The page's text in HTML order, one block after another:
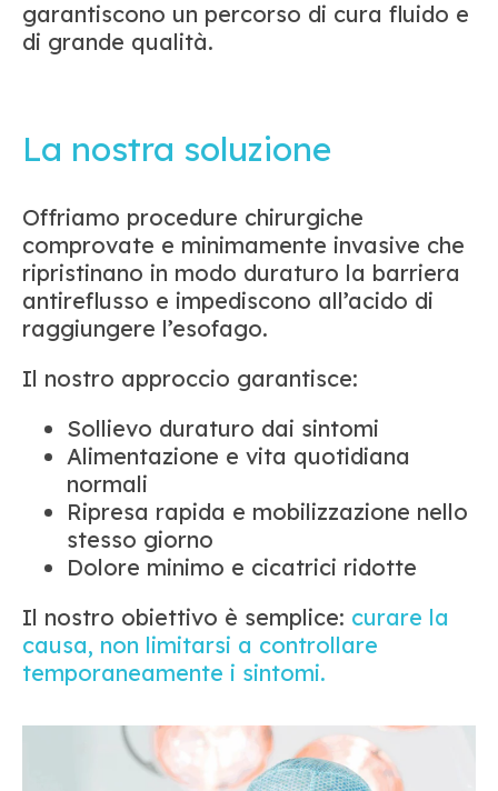
garantiscono un percorso di cura fluido e
di grande qualità.
La nostra soluzione
Offriamo procedure chirurgiche
comprovate e minimamente invasive che
ripristinano in modo duraturo la barriera
antireflusso e impediscono all’acido di
raggiungere l’esofago.
Il nostro approccio garantisce:
Sollievo duraturo dai sintomi
Alimentazione e vita quotidiana
normali
Ripresa rapida e mobilizzazione nello
stesso giorno
Dolore minimo e cicatrici ridotte
Il nostro obiettivo è semplice: curare la
causa, non limitarsi a controllare
temporaneamente i sintomi.